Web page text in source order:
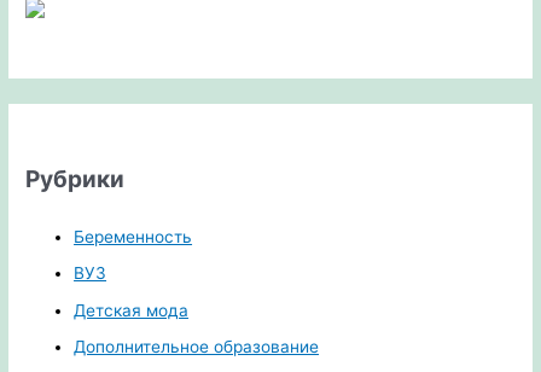
Рубрики
Беременность
ВУЗ
Детская мода
Дополнительное образование